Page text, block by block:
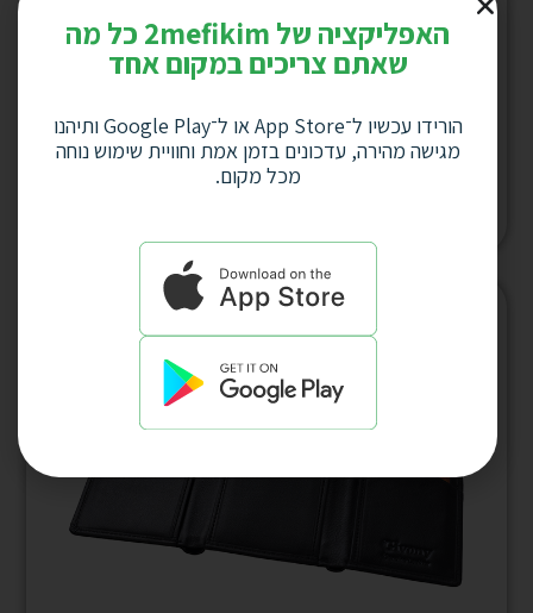
ס”מ דגםGV-4641
למחיר לחץ כאן
האפליקציה של 2mefikim כל מה
שאתם צריכים במקום אחד
הורידו עכשיו ל־App Store או ל־Google Play ותיהנו
מגישה מהירה, עדכונים בזמן אמת וחוויית שימוש נוחה
מכל מקום.